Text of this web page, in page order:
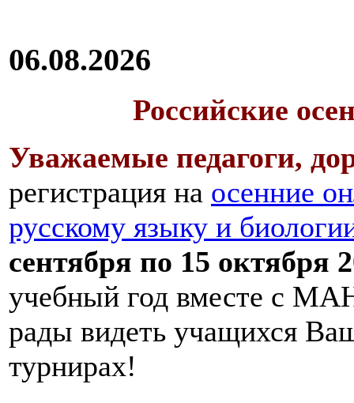
06.08.2026
Российские
Уважаемые педагоги,
регистрация на осенние
русскому языку и
сентября по 15 октября
учебный год вместе с
рады видеть учащихся
турнирах!